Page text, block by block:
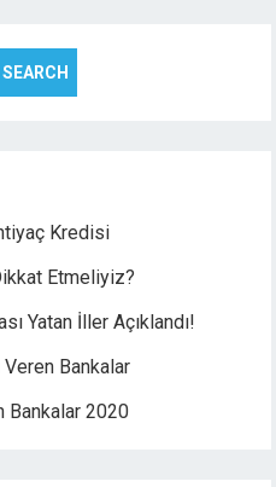
Kredisi
Etmeliyiz?
Yatan İller Açıklandı!
Bankalar
Bankalar 2020